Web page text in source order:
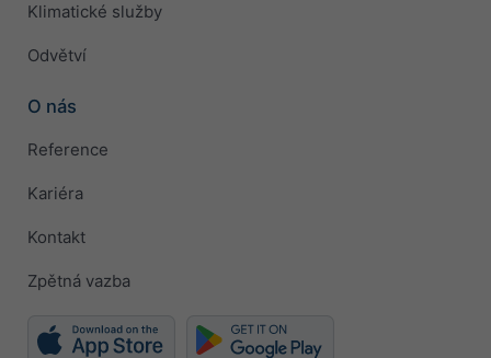
Klimatické služby
Odvětví
O nás
Reference
Kariéra
Kontakt
Zpětná vazba